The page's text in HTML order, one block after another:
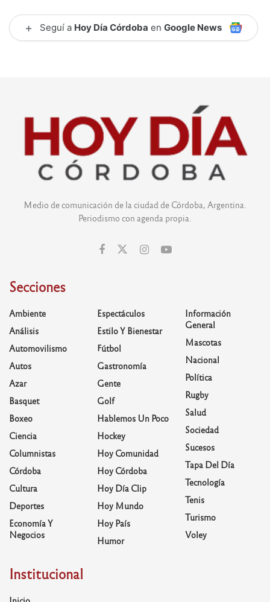
+ Seguí a Hoy Día Córdoba en Google News
Medio de comunicación de la ciudad de Córdoba, Argentina.
Periodismo con agenda propia.
Secciones
Ambiente
Análisis
Automovilismo
Autos
Azar
Basquet
Boxeo
Ciencia
Columnistas
Córdoba
Cultura
Deportes
Economía Y
Negocios
Espectáculos
Estilo Y Bienestar
Fútbol
Gastronomía
Gente
Golf
Hablemos Un Poco
Hockey
Hoy Comunidad
Hoy Córdoba
Hoy Día Clip
Hoy Mundo
Hoy País
Humor
Información
General
Mascotas
Nacional
Política
Rugby
Salud
Sociedad
Sucesos
Tapa Del Día
Tecnología
Tenis
Turismo
Voley
Institucional